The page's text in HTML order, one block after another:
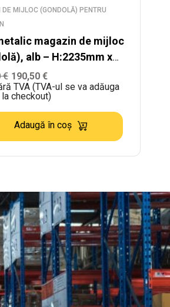
DE MIJLOC (GONDOLĂ) PENTRU
magazin de mijloc
alb – H:2235mm x
x B:400mm
€ 190,50 €
TVA (TVA-ul se va adăuga
checkout)
Adaugă în coș